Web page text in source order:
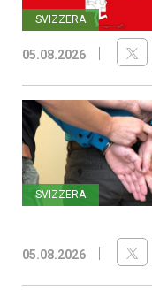
SVIZZERA
05.08.2026
SVIZZERA
05.08.2026